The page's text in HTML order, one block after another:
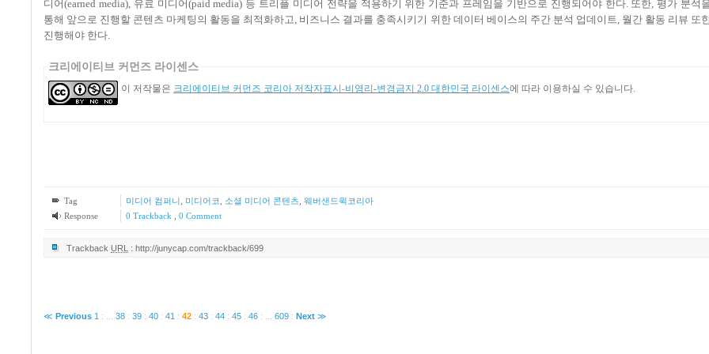
디어(earned media), 유료 미디어(paid media) 등 트리플 미디어 전략을 적용하기 위한 기준과 프레임을 기반으로 진행되어야 한다. 또한, 평가 분석
통해 앞으로 진행할 콘텐츠 마케팅의 활동을 최적화하고, 비즈니스 결과를 충족시키기 위한 데이터 베이스의 주간 분석 업데이트, 월간 활동 리뷰 또
진행해야 한다.
크리에이티브 커먼즈 라이센스
이 저작물은 크리에이티브 커먼즈 코리아 저작자표시-비영리-변경금지 2.0 대한민국 라이센스에 따라 이용하실 수 있습니다.
Tag 미디어 컴퍼니 미디어코 소셜 미디어 콘텐츠 웨버샌드윅코리아
Response
0 Trackback 0 Comment
Trackback URL : http://junycap.com/trackback/699
≪ Previous 1 : 38 : 39 : 40 : 41 : 42 : 43 : 44 : 45 : 46 : 609 : Next ≫